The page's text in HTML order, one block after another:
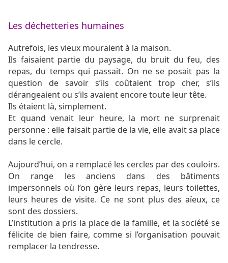
Les déchetteries humaines
Autrefois, les vieux mouraient à la maison.
Ils faisaient partie du paysage, du bruit du feu, des
repas, du temps qui passait. On ne se posait pas la
question de savoir s’ils coûtaient trop cher, s’ils
dérangeaient ou s’ils avaient encore toute leur tête.
Ils étaient là, simplement.
Et quand venait leur heure, la mort ne surprenait
personne : elle faisait partie de la vie, elle avait sa place
dans le cercle.
Aujourd’hui, on a remplacé les cercles par des couloirs.
On range les anciens dans des bâtiments
impersonnels où l’on gère leurs repas, leurs toilettes,
leurs heures de visite. Ce ne sont plus des aïeux, ce
sont des dossiers.
L’institution a pris la place de la famille, et la société se
félicite de bien faire, comme si l’organisation pouvait
remplacer la tendresse.